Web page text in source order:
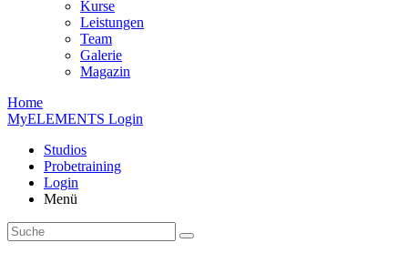
Kurse
Leistungen
Team
Galerie
Magazin
Home
MyELEMENTS Login
Studios
Probe­training
Login
Menü